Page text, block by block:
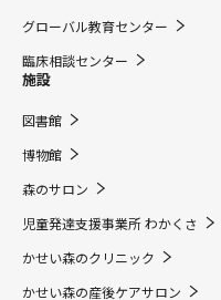
グローバル教育センター
臨床相談センター
施設
図書館
博物館
森のサロン
児童発達支援事業所 わかくさ
かせい森のクリニック
かせい森の産後ケアサロン